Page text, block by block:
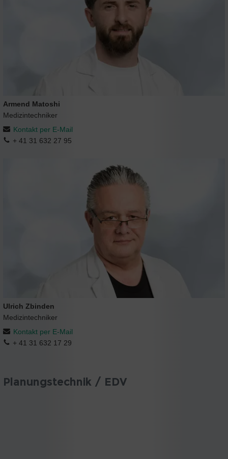
Armend Matoshi
Medizintechniker
Kontakt per E-Mail
+ 41 31 632 27 95
Ulrich Zbinden
Medizintechniker
Kontakt per E-Mail
+ 41 31 632 17 29
Planungstechnik / EDV